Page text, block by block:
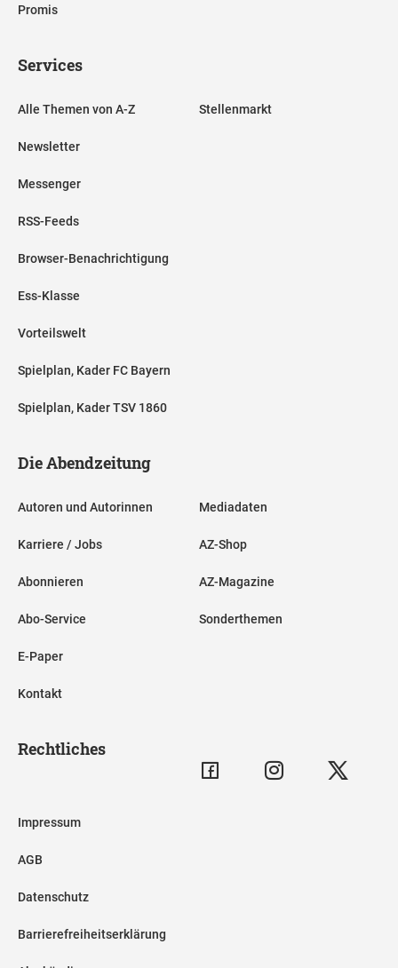
Promis
Services
Alle Themen von A-Z
Newsletter
Messenger
RSS-Feeds
Browser-Benachrichtigung
Ess-Klasse
Vorteilswelt
Spielplan, Kader FC Bayern
Spielplan, Kader TSV 1860
Stellenmarkt
Die Abendzeitung
Autoren und Autorinnen
Karriere / Jobs
Abonnieren
Abo-Service
E-Paper
Kontakt
Mediadaten
AZ-Shop
AZ-Magazine
Sonderthemen
Rechtliches
Impressum
AGB
Datenschutz
Barrierefreiheitserklärung